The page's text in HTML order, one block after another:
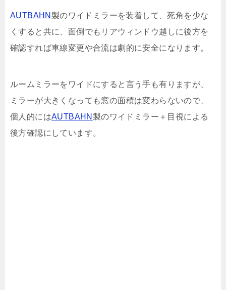
AUTBAHN 製のワイドミラーを装着して、死角を少な
くすると共に、面倒でもリアウィンドウ越しに後方を
確認すれば車線変更や合流は劇的に安全になります。
ルームミラーをワイドにすると言う手も有りますが、
ミラーが大きくなっても窓の面積は変わらないので、
個人的にはAUTBAHN 製のワイドミラー＋目視による
後方確認にしています。